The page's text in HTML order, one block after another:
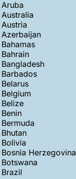
Aruba
Australia
Austria
Azerbaijan
Bahamas
Bahrain
Bangladesh
Barbados
Belarus
Belgium
Belize
Benin
Bermuda
Bhutan
Bolivia
Bosnia Herzegovina
Botswana
Brazil